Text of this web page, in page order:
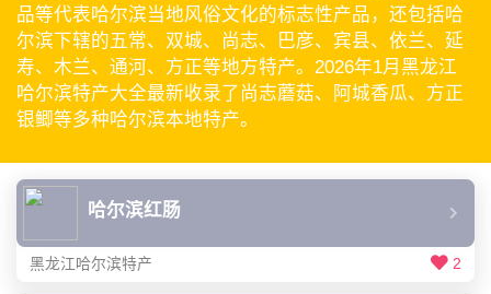
品等代表哈尔滨当地风俗文化的标志性产品，还包括哈
尔滨下辖的五常、双城、尚志、巴彦、宾县、依兰、延
寿、木兰、通河、方正等地方特产。2026年1月黑龙江
哈尔滨特产大全最新收录了尚志蘑菇、阿城香瓜、方正
银鲫等多种哈尔滨本地特产。
哈尔滨红肠
黑龙江哈尔滨特产 2